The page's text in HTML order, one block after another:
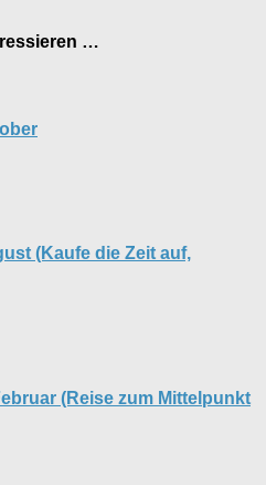
…
(Kaufe die Zeit auf,
(Reise zum Mittelpunkt